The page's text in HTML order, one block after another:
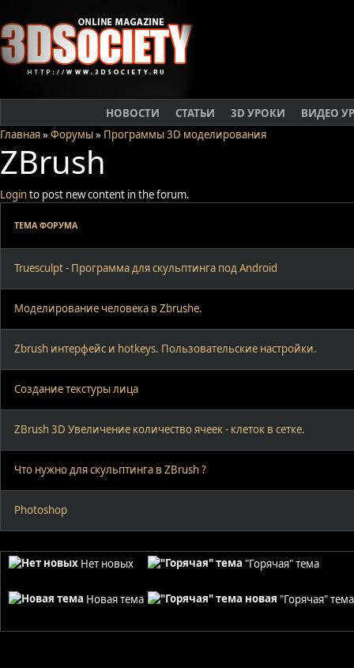
НОВОСТИ СТАТЬИ 3D УРОКИ
ВИДЕО
Главная» Форумы» Программы 3D моделирования
ZBrush
Loginto post new content in the forum.
ТЕМА ФОРУМА
Truesculpt - Программа для скульптинга под Android
Моделирование человека в Zbrushе.
Zbrush интерфейс и hotkeys. Пользовательские настройки.
Создание текстуры лица
ZBrush 3D Увеличение количество ячеек - клеток в сетке.
Что нужно для скульптинга в ZBrush ?
Photoshop
Нет новых
Новая тема
"Горячая" тема
"Горячая"